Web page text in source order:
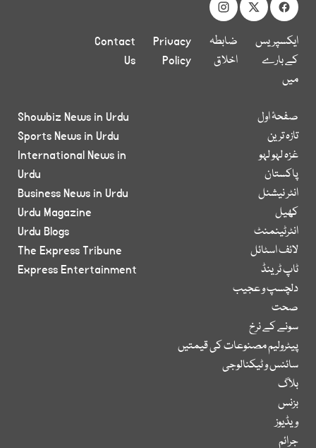
ایکسپریس
کے بارے
میں
ضابطہ
اخلاق
Privacy
Policy
Contact
Us
صفحۂ اول
تازہ ترین
غزہ لہو لہو
پاکستان
انٹر نیشنل
کھیل
انٹرٹینمنٹ
لائف اسٹائل
ٹاپ ٹرینڈ
دلچسپ و عجیب
صحت
سونے کے نرخ
پیٹرولیم مصنوعات کی قیمتیں
سائنس و ٹیکنالوجی
بلاگ
بزنس
ویڈیوز
جرائم
Showbiz News in Urdu
Sports News in Urdu
International News in
Urdu
Business News in Urdu
Urdu Magazine
Urdu Blogs
The Express Tribune
Express Entertainment